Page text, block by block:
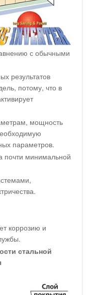
с обычными
результатов
потому, что в
мощность
параметров.
почти минимальной
коррозию и
стальной